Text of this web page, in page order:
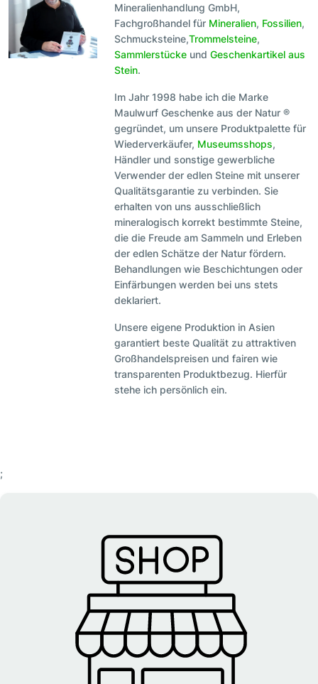
Mineralienhandlung GmbH,
Fachgroßhandel für Mineralien, Fossilien,
Schmucksteine,Trommelsteine,
Sammlerstücke undGeschenkartikel aus
Stein.
Im Jahr 1998 habe ich die Marke
Maulwurf Geschenke aus der Natur ®
gegründet, um unsere Produktpalette für
Wiederverkäufer, Museumsshops,
Händler und sonstige gewerbliche
Verwender der edlen Steine mit unserer
Qualitätsgarantie zu verbinden. Sie
erhalten von uns ausschließlich
mineralogisch korrekt bestimmte Steine,
die die Freude am Sammeln und Erleben
der edlen Schätze der Natur fördern.
Behandlungen wie Beschichtungen oder
Einfärbungen werden bei uns stets
deklariert.
Unsere eigene Produktion in Asien
garantiert beste Qualität zu attraktiven
Großhandelspreisen und fairen wie
transparenten Produktbezug. Hierfür
stehe ich persönlich ein.
;